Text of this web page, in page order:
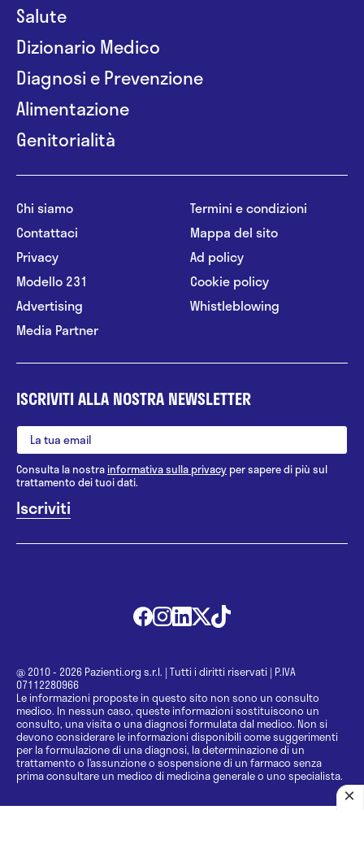
Salute
Dizionario Medico
Diagnosi e Prevenzione
Alimentazione
Genitorialità
Chi siamo
Contattaci
Privacy
Modello 231
Advertising
Media Partner
Termini e condizioni
Mappa del sito
Ad policy
Cookie policy
Whistleblowing
ISCRIVITI ALLA NOSTRA NEWSLETTER
Consulta la nostrainformativa sulla privacy per sapere di più sul
trattamento dei tuoi dati.
@ 2010 - 2026 Pazienti.org s.r.l. | Tutti i diritti riservati | P.IVA
07112280966
Le informazioni proposte in questo sito non sono un consulto
medico. In nessun caso, queste informazioni sostituiscono un
consulto, una visita o una diagnosi formulata dal medico. Non si
devono considerare le informazioni disponibili come suggerimenti
per la formulazione di una diagnosi, la determinazione di un
trattamento o l’assunzione o sospensione di un farmaco senza
prima consultare un medico di medicina generale o uno specialista.